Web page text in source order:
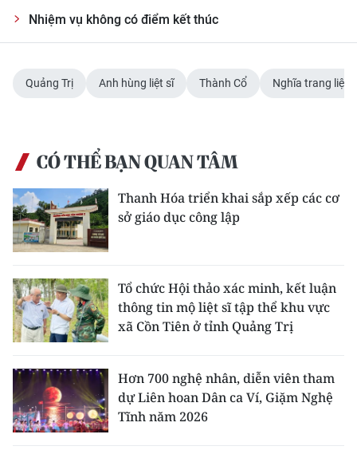
MUA BÁO
中文
FRANÇAIS
РУССКИЙ
한국어
Nhiệm vụ không có điểm kết thúc
Quảng Trị Anh hùng liệt sĩ Thành Cổ Nghĩa trang liệt
CÓ THỂ BẠN QUAN TÂM
Thanh Hóa triển khai sắp xếp các cơ
sở giáo dục công lập
Tổ chức Hội thảo xác minh, kết luận
thông tin mộ liệt sĩ tập thể khu vực
xã Cồn Tiên ở tỉnh Quảng Trị
Hơn 700 nghệ nhân, diễn viên tham
dự Liên hoan Dân ca Ví, Giặm Nghệ
Tĩnh năm 2026